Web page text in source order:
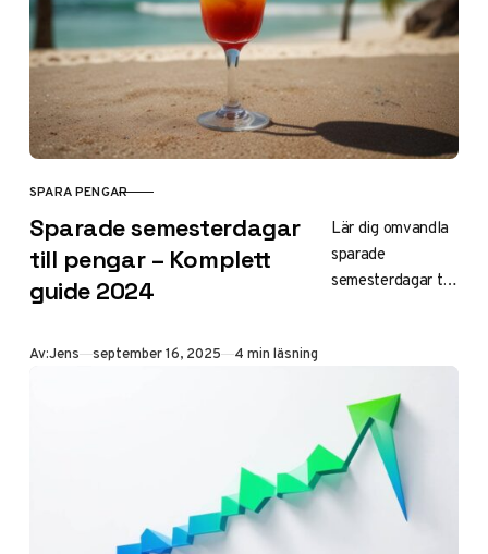
KATEGORI
SPARA PENGAR
Sparade semesterdagar
till pengar – Komplett
guide 2024
Lär dig omvandla
sparade
semesterdagar till
semesterlagen
säger om
ersättning istället
för ledighet.
Av:Jens Publicerad
september 16, 2025 4 min läsning